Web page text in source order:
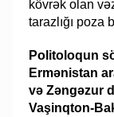
kövrək olan
tarazlığı poza
Politoloqun
Ermənistan
və Zəngəzur
Vaşinqton-